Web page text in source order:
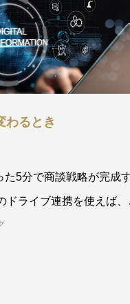
わるとき
た5分で商談戦略が完成
ドライブ連携を使えば、
や訴求ポイントを瞬時